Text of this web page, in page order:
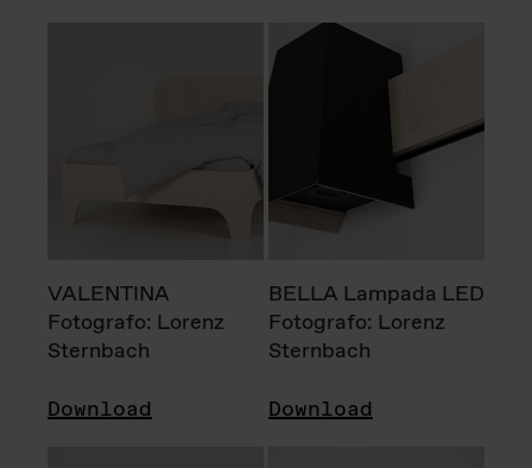
VALENTINA
Fotografo: Lorenz
Sternbach
Download
BELLA Lampada LED
Fotografo: Lorenz
Sternbach
Download